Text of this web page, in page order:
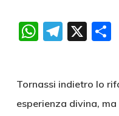
X
Tornassi indietro lo
esperienza divina,